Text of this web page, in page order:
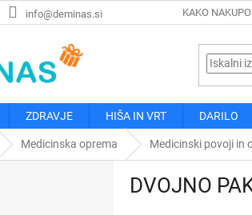
info@deminas.si KAKO
ZDRAVJE HIŠA IN VRT DARILO
Medicinska oprema Medicinski povoji in
DVOJNO